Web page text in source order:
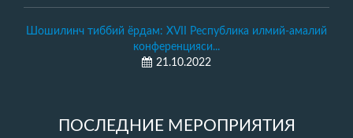
Шошилинч тиббий ёрдам: XVII Республика илмий-амалий
конференцияси...
21.10.2022
ПОСЛЕДНИЕ МЕРОПРИЯТИЯ